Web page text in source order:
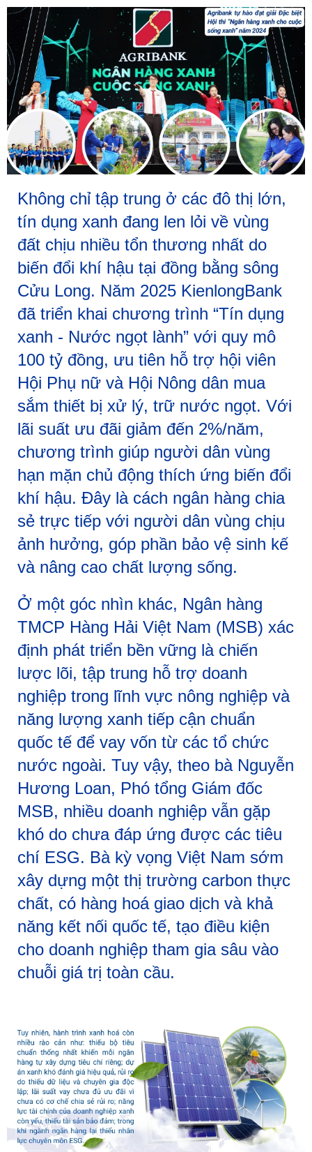
Không chỉ tập trung ở các đô thị lớn,
tín dụng xanh đang len lỏi về vùng
đất chịu nhiều tổn thương nhất do
biến đổi khí hậu tại đồng bằng sông
Cửu Long. Năm 2025 KienlongBank
đã triển khai chương trình “Tín dụng
xanh - Nước ngọt lành” với quy mô
100 tỷ đồng, ưu tiên hỗ trợ hội viên
Hội Phụ nữ và Hội Nông dân mua
sắm thiết bị xử lý, trữ nước ngọt. Với
lãi suất ưu đãi giảm đến 2%/năm,
chương trình giúp người dân vùng
hạn mặn chủ động thích ứng biến đổi
khí hậu. Đây là cách ngân hàng chia
sẻ trực tiếp với người dân vùng chịu
ảnh hưởng, góp phần bảo vệ sinh kế
và nâng cao chất lượng sống.
Ở một góc nhìn khác, Ngân hàng
TMCP Hàng Hải Việt Nam (MSB) xác
định phát triển bền vững là chiến
lược lõi, tập trung hỗ trợ doanh
nghiệp trong lĩnh vực nông nghiệp và
năng lượng xanh tiếp cận chuẩn
quốc tế để vay vốn từ các tổ chức
nước ngoài. Tuy vậy, theo bà Nguyễn
Hương Loan, Phó tổng Giám đốc
MSB, nhiều doanh nghiệp vẫn gặp
khó do chưa đáp ứng được các tiêu
chí ESG. Bà kỳ vọng Việt Nam sớm
xây dựng một thị trường carbon thực
chất, có hàng hoá giao dịch và khả
năng kết nối quốc tế, tạo điều kiện
cho doanh nghiệp tham gia sâu vào
chuỗi giá trị toàn cầu.